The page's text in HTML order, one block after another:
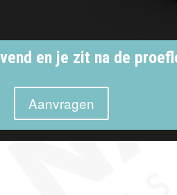
en je zit na de
Aanvragen